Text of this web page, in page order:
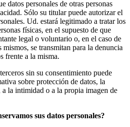
datos personales de otras personas
Sólo su titular puede autorizar el
Ud. estará legitimado a tratar los
físicas, en el supuesto de que
legal o voluntario o, en el caso de
se transmitan para la denuncia
frente a la misma.
sin su consentimiento puede
sobre protección de datos, la
la intimidad o a la propia imagen de
sus datos personales?